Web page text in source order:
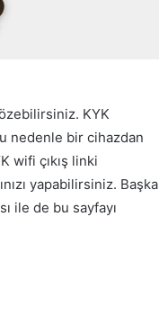
KYK
nedenle bir cihazdan
wifi çıkış linki
yapabilirsiniz. Başka
ile de bu sayfayı